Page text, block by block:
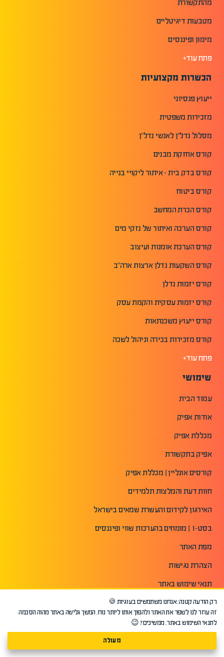
מהתקשורת
מטבעות דיגיטליים
מימון ופיננסים
פתח עוד+
הכשרות מקצועיות
ייעוץ פנסיוני
מזכירות משפטית
מסלול נדל"ן לאנשי נדל"ן
קורס אחזקת מבנים
קורס בדק בית - איתור ליקויי בנייה
קורס ביטוח
קורס הכרת המחשב
קורס הערכה ואיתור של נזקי מים
קורס הערכת אומנות ועיצוב
קורס השקעות נדלן ארצות ארה"ב
קורס יזמות נדלן
קורס יזמות עסקית והקמת עסק
קורס ייעוץ משכנתאות
קורס מזכירות בכירה וניהול לשכה
פתח עוד+
שימושי
עמוד הבית
אודות אפיק
מכללת אפיק
אפיק בתקשורת
קורסים אונליין | מכללת אפיק
חוות דעת והמלצות תלמידים
האירגון לקידום והעשרת שמאים בישראל
בסט-1 | מומחים בהערכות שווי ופיננסים
מפת האתר
הצהרת נגישות
תנאי שימוש באתר
מדיניות פרטיות
רק הודעה קטנה: אנחנו משתמשים בעוגיות 🍪
זה עוזר לנו לשפר את האתר ולהפוך אותו ליותר נוח. המשך גלישה באתר מהוה הסכמה
לתנאי השימוש באתר. ממשיכים? 😉
מעולה